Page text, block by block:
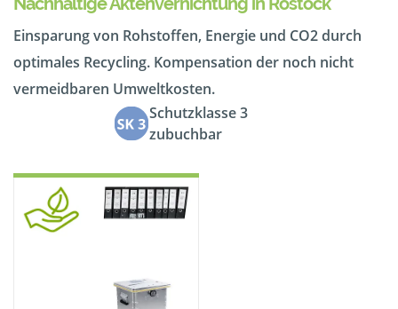
Einsparung von Rohstoffen, Energie und CO2 durch
optimales Recycling. Kompensation der noch nicht
vermeidbaren Umweltkosten.
Schutzklasse 3
zubuchbar